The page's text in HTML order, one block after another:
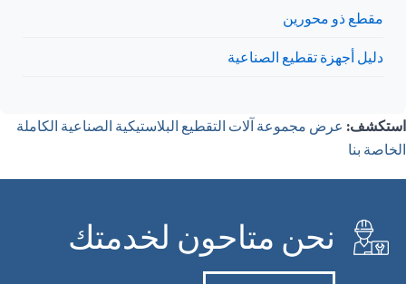
مقطع ذو محورين
دليل أجهزة تقطيع الصناعية
استكشف: عرض مجموعة آلات التقطيع البلاستيكية الصناعية الكاملة
الخاصة بنا
نحن متاحون لخدمتك